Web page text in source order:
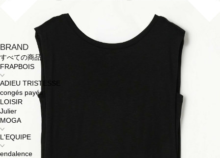
BRAND
すべての商品
FRAPBOIS
ADIEU TRISTESSE
congés payés
LOISIR
Julier
MOGA
L'EQUIPE
endalence